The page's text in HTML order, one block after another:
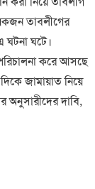
তাবলীগের
ঘটনা ঘটে।
করে আসছে
জামায়াত নিয়ে
অনুসারীদের দাবি,